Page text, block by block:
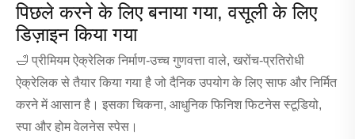
पिछले करने के लिए बनाया गया, वसूली के लिए
डिज़ाइन किया गया
🛁 प्रीमियम ऐक्रेलिक निर्माण-उच्च गुणवत्ता वाले, खरोंच-प्रतिरोधी
ऐक्रेलिक से तैयार किया गया है जो दैनिक उपयोग के लिए साफ और निर्मित
करने में आसान है। इसका चिकना, आधुनिक फिनिश फिटनेस स्टूडियो,
स्पा और होम वेलनेस स्पेस।